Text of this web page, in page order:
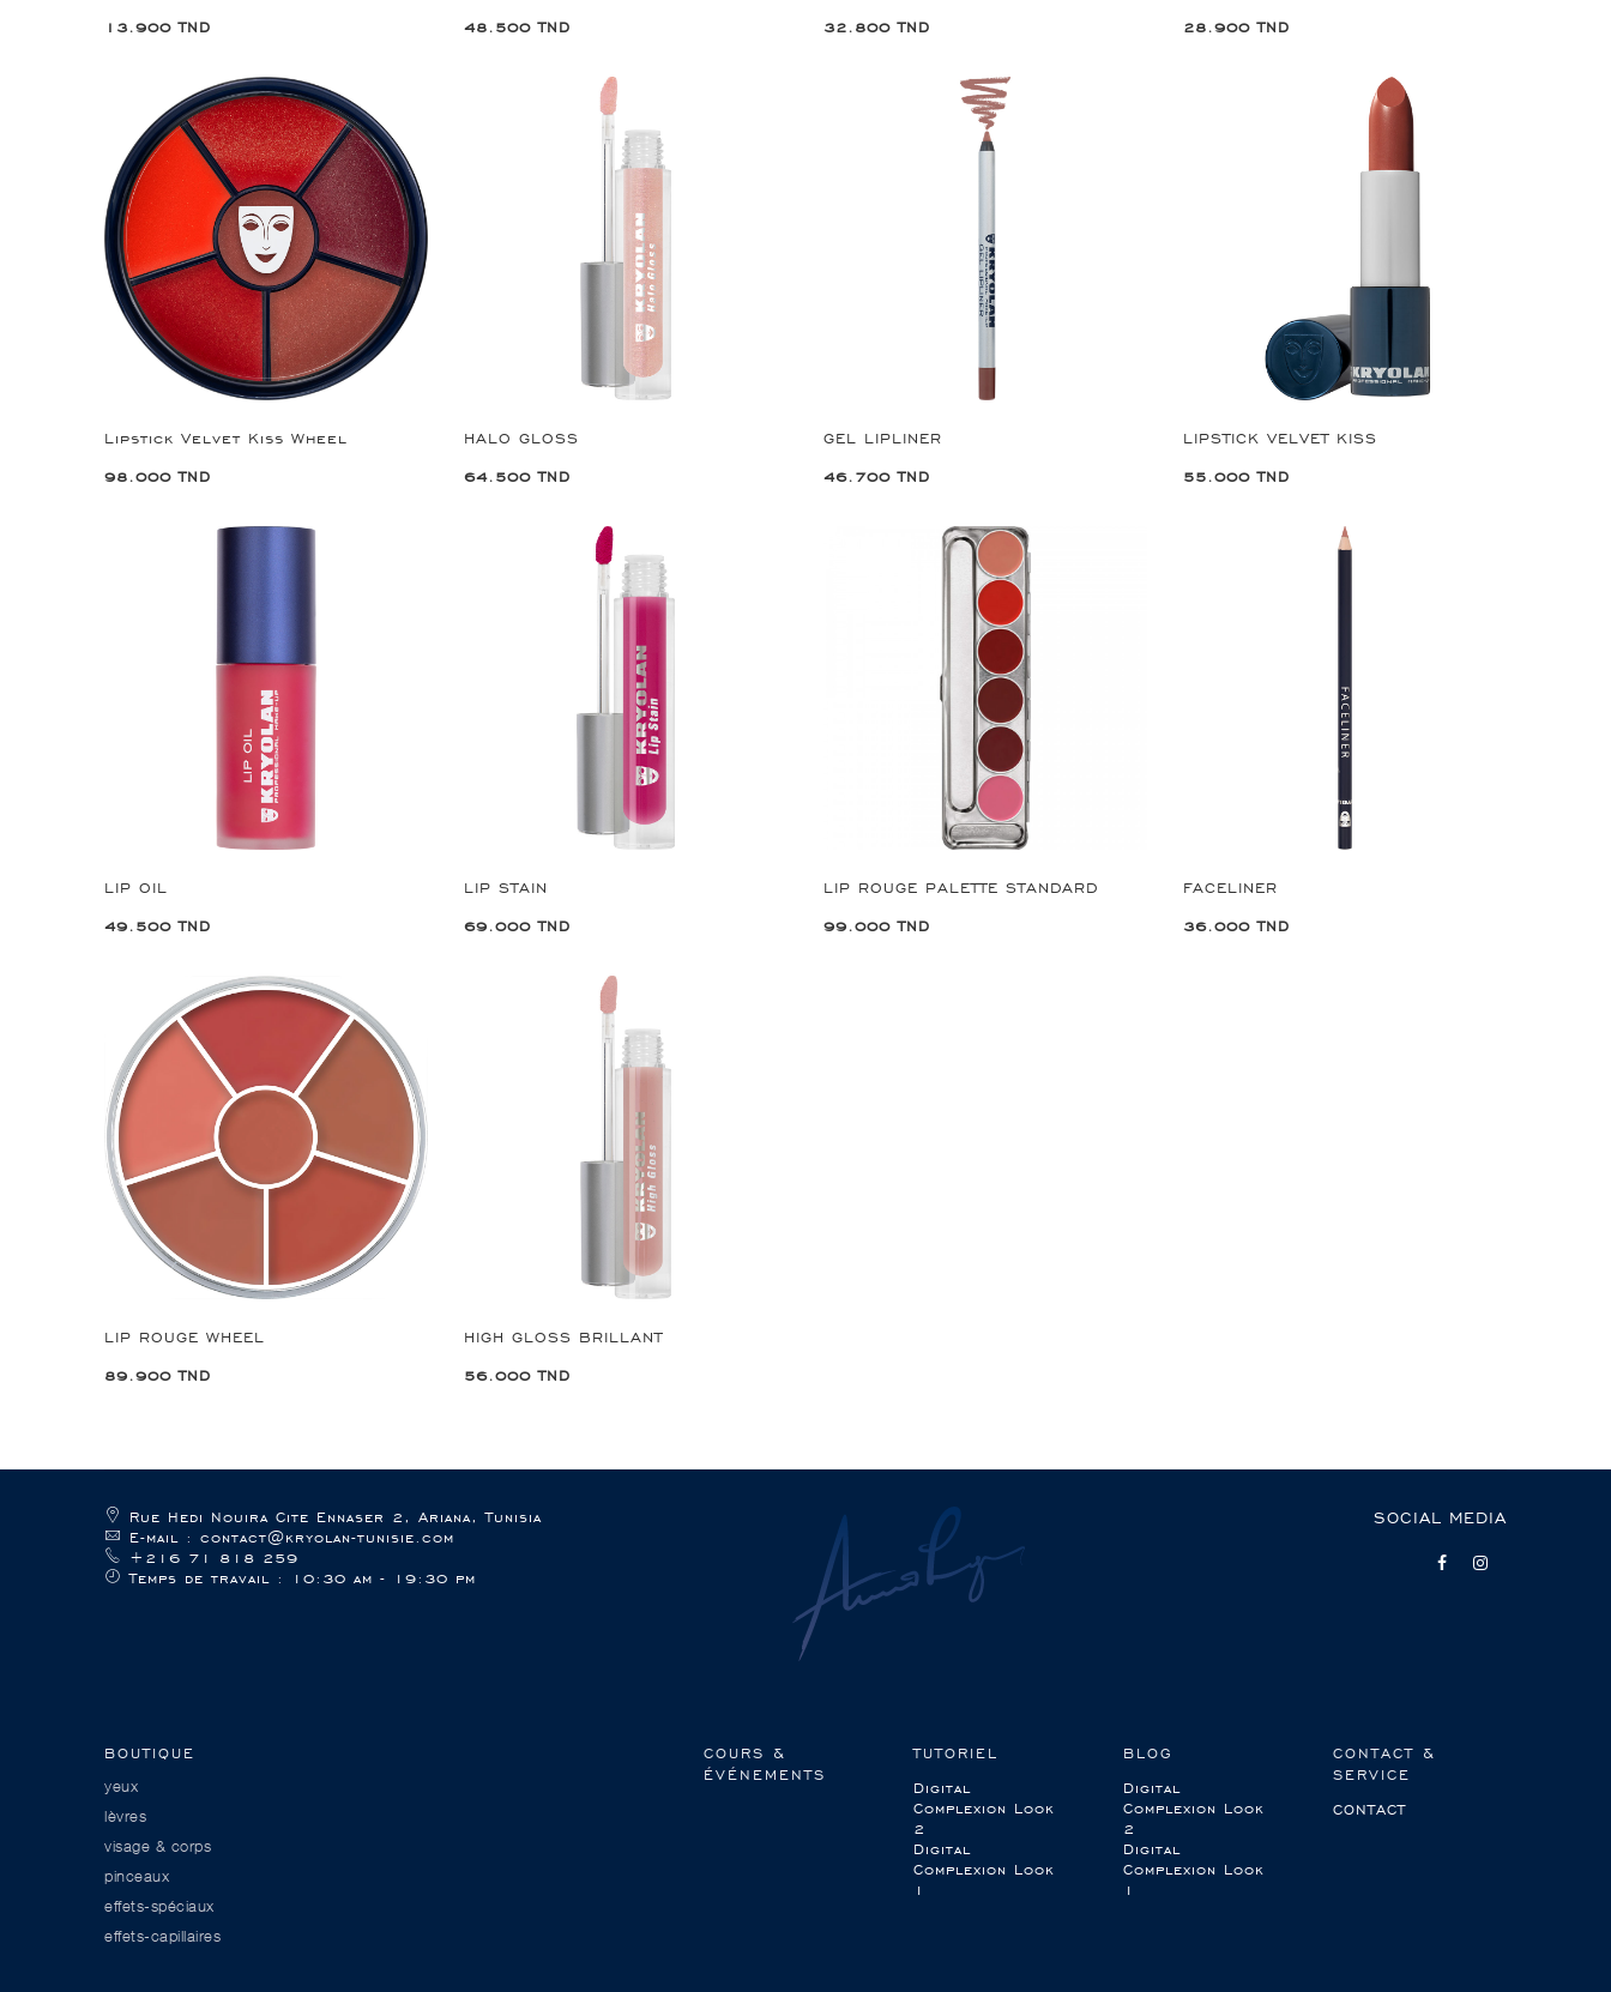
13.900 TND 48.500 TND 32.800 TND 28.900 TND
Lipstick Velvet Kiss Wheel
98.000 TND
HALO GLOSS
64.500 TND
GEL LIPLINER
46.700 TND
LIPSTICK VELVET KISS
55.000 TND
LIP OIL
49.500 TND
LIP STAIN
69.000 TND
LIP ROUGE PALETTE STANDARD
99.000 TND
FACELINER
36.000 TND
LIP ROUGE WHEEL
89.900 TND
HIGH GLOSS BRILLANT
56.000 TND
Rue Hedi Nouira Cite Ennaser 2, Ariana, Tunisia
E-mail : contact@kryolan-tunisie.com
+216 71 818 259
Temps de travail : 10:30 am - 19:30 pm
SOCIAL MEDIA
BOUTIQUE
yeux
lèvres
visage & corps
pinceaux
effets-spéciaux
effets-capillaires
COURS &
ÉVÉNEMENTS
TUTORIEL
Digital
Complexion Look
2
Digital
Complexion Look
1
BLOG
Digital
Complexion Look
2
Digital
Complexion Look
1
CONTACT &
SERVICE
CONTACT